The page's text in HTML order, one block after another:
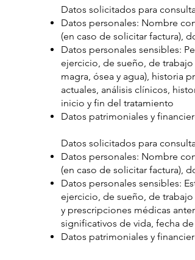
Datos solicitados para
Datos personales: Nombre
(en caso de solicitar factura),
Datos personales sensibles:
ejercicio, de sueño, de
magra, ósea y agua), historia
actuales, análisis clínicos,
inicio y fin del tratamiento
Datos patrimoniales y
Datos solicitados para consulta
Datos personales: Nombre
(en caso de solicitar factura),
Datos personales sensibles:
ejercicio, de sueño, de
y prescripciones médicas
significativos de vida, fecha
Datos patrimoniales y